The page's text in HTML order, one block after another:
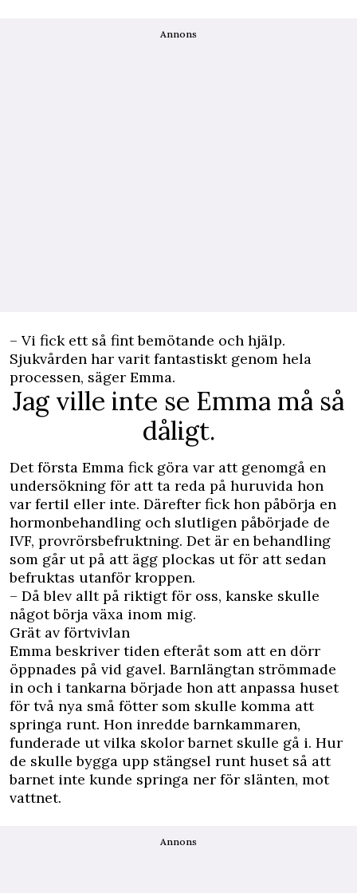
Annons
– Vi fick ett så fint bemötande och hjälp.
Sjukvården har varit fantastiskt genom hela
processen, säger Emma.
Jag ville inte se Emma må så
dåligt.
Det första Emma fick göra var att genomgå en
undersökning för att ta reda på huruvida hon
var fertil eller inte. Därefter fick hon påbörja en
hormonbehandling och slutligen påbörjade de
IVF, provrörsbefruktning. Det är en behandling
som går ut på att ägg plockas ut för att sedan
befruktas utanför kroppen.
– Då blev allt på riktigt för oss, kanske skulle
något börja växa inom mig.
Grät av förtvivlan
Emma beskriver tiden efteråt som att en dörr
öppnades på vid gavel. Barnlängtan strömmade
in och i tankarna började hon att anpassa huset
för två nya små fötter som skulle komma att
springa runt. Hon inredde barnkammaren,
funderade ut vilka skolor barnet skulle gå i. Hur
de skulle bygga upp stängsel runt huset så att
barnet inte kunde springa ner för slänten, mot
vattnet.
Annons